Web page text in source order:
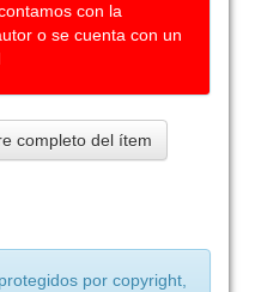
con la
o se cuenta con un
completo del ítem
por copyright,